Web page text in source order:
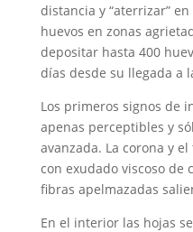
distancia y “aterrizar”
huevos en zonas
depositar hasta 400
días desde su llegada a
Los primeros signos de
apenas perceptibles y
avanzada. La corona y
con exudado viscoso de
fibras apelmazadas
En el interior las hojas